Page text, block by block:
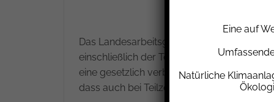
Das Landesarbeitsgericht Berlin-
einschließlich der Teilzeitbeschäftigten
eine gesetzlich verbotene Diskriminierung
dass auch bei Teilzeitbeschäftigten die
Eine auf
Natürliche